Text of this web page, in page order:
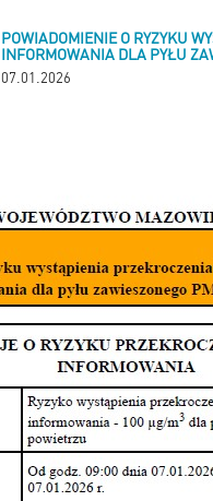
POWIADOMIENIE O RYZYKU
INFORMOWANIA DLA PYŁU
07.01.2026